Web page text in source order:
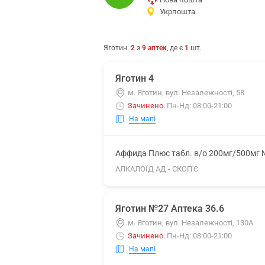
Укрпошта
Яготин: 2 з 9 аптек, де є 1 шт.
Яготин 4
м. Яготин, вул. Незалежності, 58
Зачинено. Пн-Нд: 08:00-21:00
На мапі
Аффида Плюс табл. в/о 200мг/500мг
АЛКАЛОЇД АД - СКОП'Є
Яготин №27 Аптека 36.6
м. Яготин, вул. Незалежності, 130А
Зачинено. Пн-Нд: 08:00-21:00
На мапі